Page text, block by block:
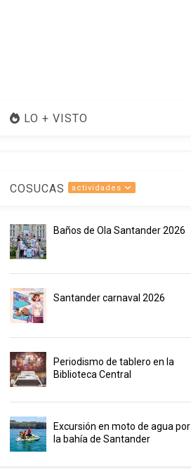
LO + VISTO
COSUCAS actividades
Baños de Ola Santander 2026
Santander carnaval 2026
Periodismo de tablero en la
Biblioteca Central
Excursión en moto de agua por
la bahía de Santander